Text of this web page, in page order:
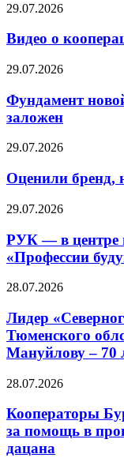
29.07.2026
Видео о
29.07.2026
Фундамент
заложен
29.07.2026
Оценили бренд,
29.07.2026
РУК — в центре
«Профессии
28.07.2026
Лидер
Тюменского
Мануйлову – 70
28.07.2026
Кооператоры
за помощь в
дацана